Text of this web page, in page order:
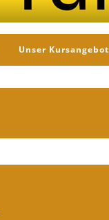
Unser Kursangebot